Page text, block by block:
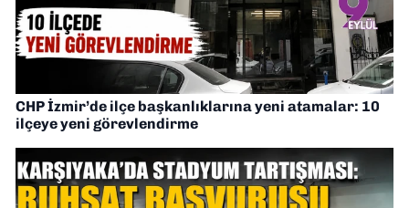
CHP İzmir’de ilçe başkanlıklarına yeni atamalar: 10
ilçeye yeni görevlendirme